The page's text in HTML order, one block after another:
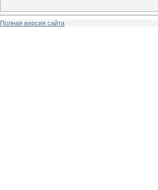
Полная версия сайта